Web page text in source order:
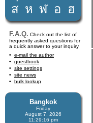
ส ห ฬ อ ฮ
F.A.Q. Check out the list of
frequently asked questions for
a quick answer to your inquiry
e-mail the author
guestbook
site settings
site news
bulk lookup
Bangkok
Friday
August 7, 2026
11:29:17 pm